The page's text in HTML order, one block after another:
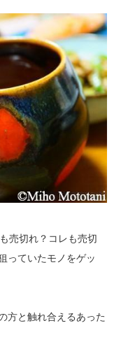
売切れ？コレも売切
っていたモノをゲッ
方と触れ合えるあった